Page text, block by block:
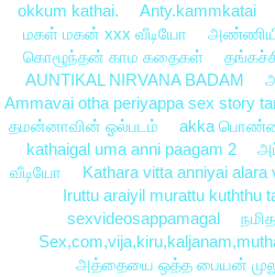
okkum kathai.
Anty.kammkatai
மகள் மகன் xxx வீடியோ
கொழூந்தன் காம கதைகள்
AUNTIKAL NIRVANA BADAM
Ammavai otha periyappa sex story
தமன்னாவின் ஓல்படம்
akka பொண்ண
kathaigal uma anni paagam 2
வீடியோ
Kathara vitta anniyai
Iruttu araiyil murattu kuththu
sexvideosappamagal
அத்தையை ஒத்த பையன்